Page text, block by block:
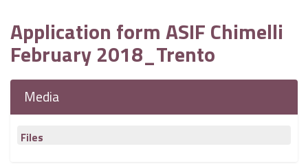
Application form ASIF Chimelli
February 2018_Trento
Media
Files